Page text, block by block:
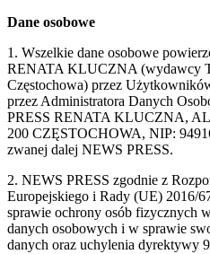
Dane osobowe
1. Wszelkie dane osobowe
RENATA KLUCZNA (wydawcy
Częstochowa) przez
przez Administratora Danych
PRESS RENATA KLUCZNA,
200 CZĘSTOCHOWA, NIP:
zwanej dalej NEWS PRESS.
2. NEWS PRESS zgodnie z
Europejskiego i Rady (UE) 2016/
sprawie ochrony osób fizycznych
danych osobowych i w sprawie
danych oraz uchylenia dyrektywy